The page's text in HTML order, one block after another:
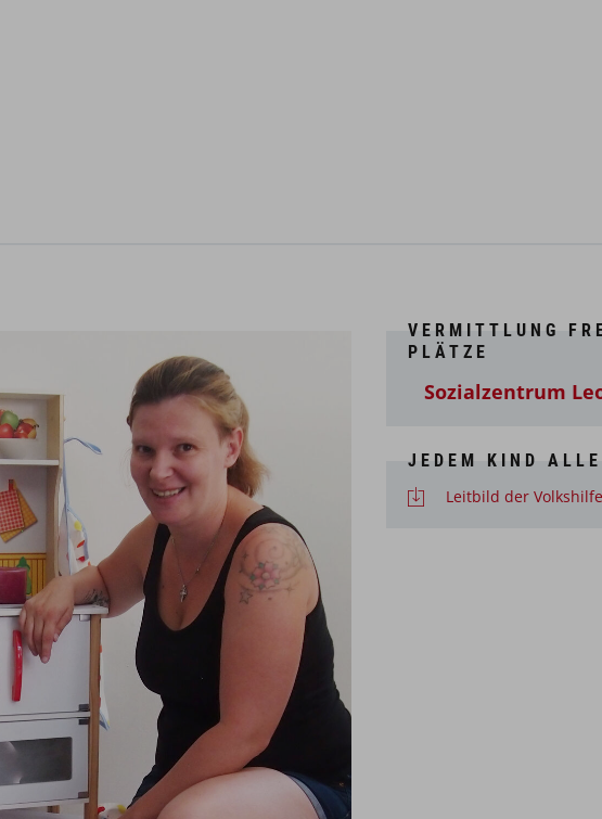
VERMITTLUNG
PLÄTZE
Sozialzentrum
JEDEM KIND ALLE
Leitbild der